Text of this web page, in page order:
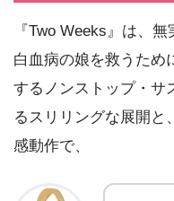
『Two Weeks』は、
白血病の娘を救うため
するノンストップ・サ
るスリリングな展開と
感動作で、